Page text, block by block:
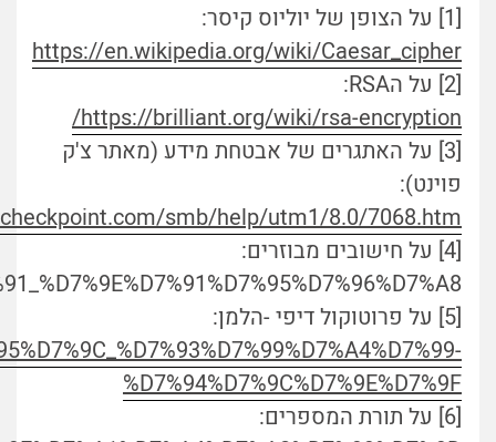
[1] על הצופן של יוליוס קיסר:
https://en.wikipedia.org/wiki/Caesar_cipher
[2] על הRSA:
https://brilliant.org/wiki/rsa-encryption/
[3] על האתגרים של אבטחת מידע (מאתר צ'ק
פוינט):
smb/help/utm1/8.0/7068.htm
[4] על חישובים מבוזרים:
[5] על פרוטוקול דיפי -הלמן:
%D7%94%D7%9C%D7%9E%D7%9F
[6] על תורת המספרים: